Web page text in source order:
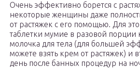
Очень эффективно борется с
некоторые женщины даже
от растяжек с его помощью. Для
таблетки мумие в разовой порции
молочка для тела (для большей
можете взять крем от растяжек) и
день после банных процедур на